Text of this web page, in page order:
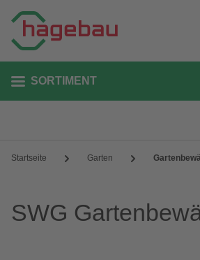
SORTIMENT
Startseite Garten
SWG